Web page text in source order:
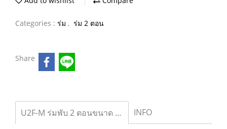
Categories : ร่ม , ร่ม 2 ตอน
Share
U2F-M ร่มพับ 2 ตอนขนาด 21 นิ้ว (สีน้ำเงิน) INFO